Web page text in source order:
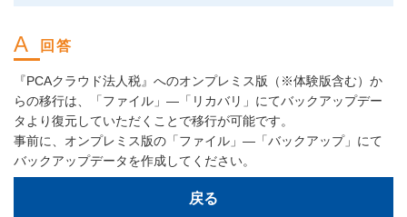
『PCAクラウド法人税』へのオンプレミス版（※体験版含む）か
らの移行は、「ファイル」―「リカバリ」にてバックアップデー
タより復元していただくことで移行が可能です。
事前に、オンプレミス版の「ファイル」―「バックアップ」にて
バックアップデータを作成してください。
戻る